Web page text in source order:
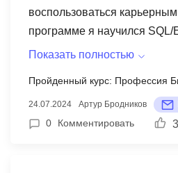
команде, кто хочет получить
хочет научиться работать в
программах и просто
организаторам, всё было
уровне!))
воспользоваться
программе я научился
также разбираться в
презентаций, который
карьеры в консалтинге.
полезным был технический
Показать полностью
Пройденный курс: Профессия
24.07.2024 Артур Бродников
0 Комментировать 3